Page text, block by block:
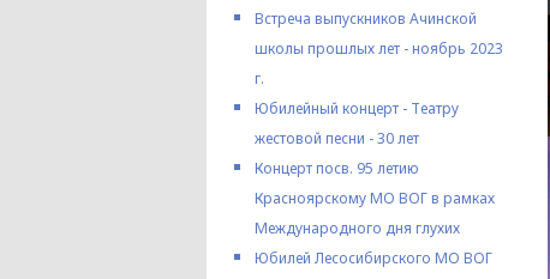
Встреча выпускников Ачинской
школы прошлых лет - ноябрь 2023
г.
Юбилейный концерт - Театру
жестовой песни - 30 лет
Концерт посв. 95 летию
Красноярскому МО ВОГ в рамках
Международного дня глухих
Юбилей Лесосибирского МО ВОГ